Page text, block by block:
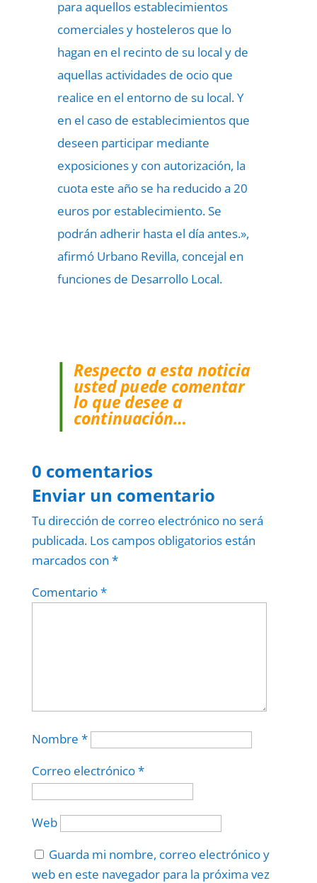
para aquellos establecimientos
comerciales y hosteleros que lo
hagan en el recinto de su local y de
aquellas actividades de ocio que
realice en el entorno de su local. Y
en el caso de establecimientos que
deseen participar mediante
exposiciones y con autorización, la
cuota este año se ha reducido a 20
euros por establecimiento. Se
podrán adherir hasta el día antes.»,
afirmó Urbano Revilla, concejal en
funciones de Desarrollo Local.
Respecto a esta noticia
usted puede comentar
lo que desee a
continuación…
0 comentarios
Enviar un comentario
Tu dirección de correo electrónico no será
publicada. Los campos obligatorios están
marcados con *
Comentario*
Nombre *
Correo electrónico*
Web
Guarda mi nombre, correo electrónico y
web en este navegador para la próxima vez